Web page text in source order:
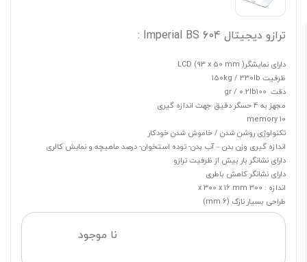
ترازو دیجیتال Imperial BS 604 :
دارای نمایشگرLCD (93 x 50 mm )
ظرفیت 150kg / 330lb
دقت gr / 0.2lb100
مجهز به 4 حسگر دقیق جهت اندازه گیری
10 memory
تکنولوژی روشن شدن / خاموش شدن خودکار
اندازه گیری وزن بدن – آب بدن- توده استخوان- درصد ماهیچه و نمایش کالری
دارای نشانگر بار بیش از ظرفیت ترازو
دارای نشانگر کاهش باطری
اندازه : 300 x 300 x 16 mm
طراحی بسیار نازک (6 mm)
نا موجود